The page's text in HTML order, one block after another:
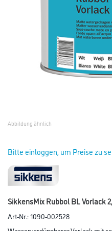
Abbildung ähnlich
Bitte einloggen, um Preise zu
SikkensMix Rubbol BL Vorlack
Art-Nr.:1090-002528